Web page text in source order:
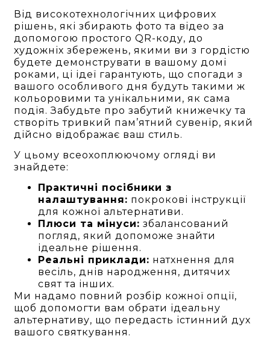
Від високотехнологічних цифрових
рішень, які збирають фото та відео за
допомогою простого QR-коду, до
художніх збережень, якими ви з гордістю
будете демонструвати в вашому домі
роками, ці ідеї гарантують, що спогади з
вашого особливого дня будуть такими ж
кольоровими та унікальними, як сама
подія. Забудьте про забутий книжечку та
створіть тривкий пам’ятний сувенір, який
дійсно відображає ваш стиль.
У цьому всеохоплюючому огляді ви
знайдете:
Практичні посібники з
налаштування: покрокові інструкції
для кожної альтернативи.
Плюси та мінуси: збалансований
погляд, який допоможе знайти
ідеальне рішення.
Реальні приклади: натхнення для
весіль, днів народження, дитячих
свят та інших.
Ми надамо повний розбір кожної опції,
щоб допомогти вам обрати ідеальну
альтернативу, що передасть істинний дух
вашого святкування.